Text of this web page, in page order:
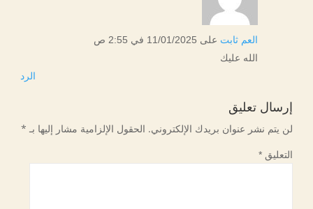
العم ثابت على 11/01/2025 في 2:55 ص
الله عليك
الرد
إرسال تعليق
لن يتم نشر عنوان بريدك الإلكتروني. الحقول الإلزامية مشار إليها بـ *
التعليق*